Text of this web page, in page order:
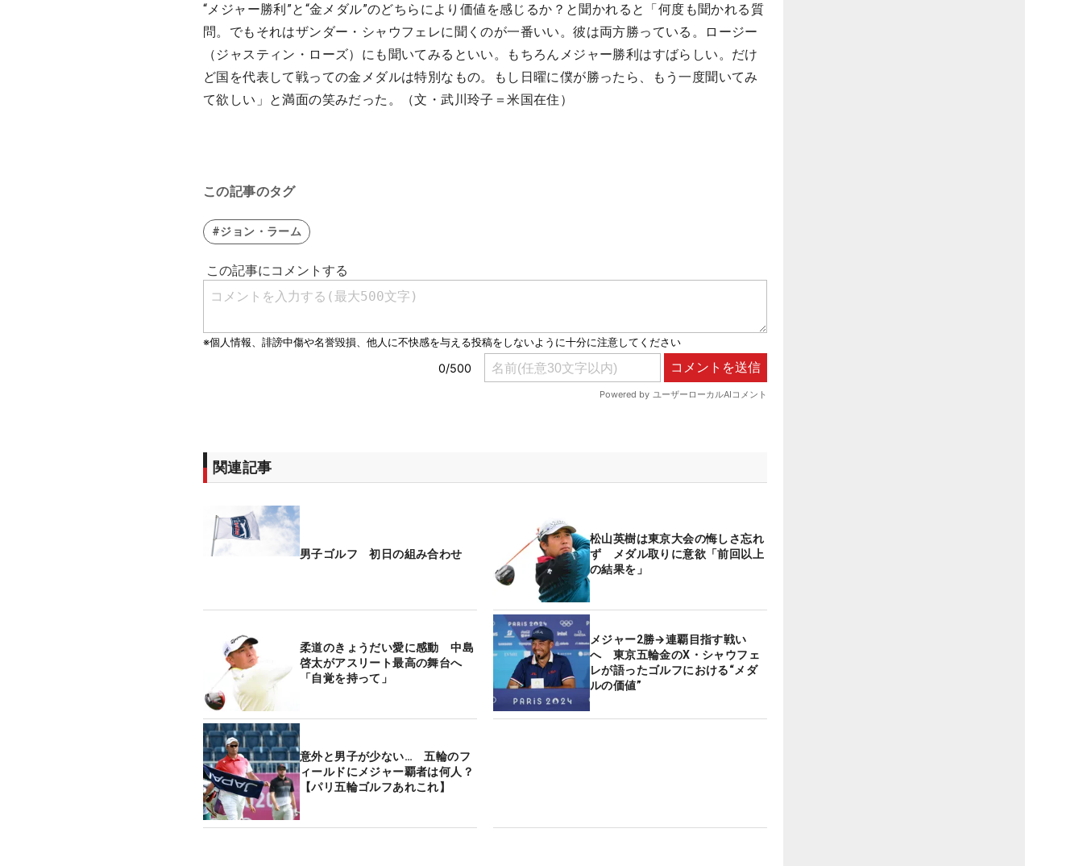
“メジャー勝利”と“金メダル”のどちらにより価値を感じるか？と聞かれると「何度も聞かれる質
問。でもそれはザンダー・シャウフェレに聞くのが一番いい。彼は両方勝っている。ロージー
（ジャスティン・ローズ）にも聞いてみるといい。もちろんメジャー勝利はすばらしい。だけ
ど国を代表して戦っての金メダルは特別なもの。もし日曜に僕が勝ったら、もう一度聞いてみ
て欲しい」と満面の笑みだった。（文・武川玲子＝米国在住）
この記事のタグ
#ジョン・ラーム
関連記事
男子ゴルフ 初日の組み合わせ
松山英樹は東京大会の悔しさ忘れ
ず メダル取りに意欲「前回以上
の結果を」
柔道のきょうだい愛に感動 中島
啓太がアスリート最高の舞台へ
「自覚を持って」
メジャー2勝→連覇目指す戦い
へ 東京五輪金のX・シャウフェ
レが語ったゴルフにおける“メダ
ルの価値”
意外と男子が少ない… 五輪のフ
ィールドにメジャー覇者は何人？
【パリ五輪ゴルフあれこれ】